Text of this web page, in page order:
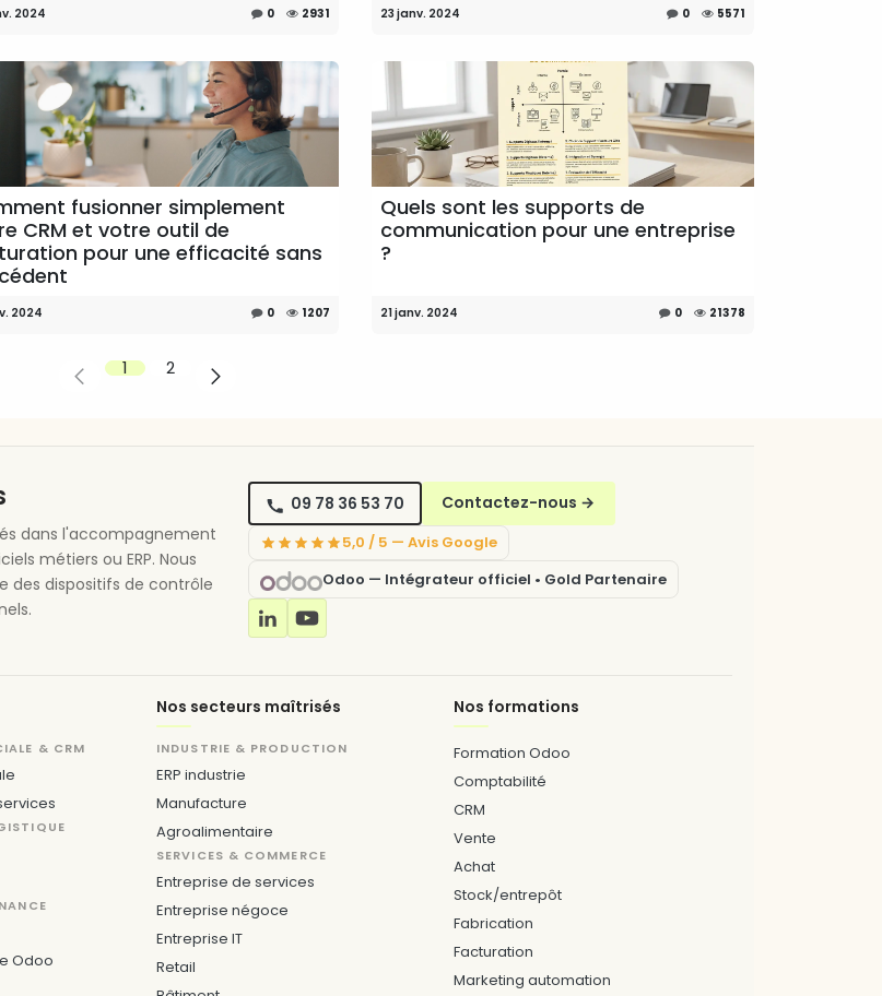
2024 0 2931 23 janv. 2024 0 5571
fusionner simplement
CRM et votre outil de
pour une efficacité sans
2024 0 1207
Quels sont les supports de
communication pour une entreprise
?
21 janv. 2024 0 21378
1 2
dans l'accompagnement
métiers ou ERP. Nous
des dispositifs de contrôle
09 78 36 53 70 Contactez-nous →
5,0 / 5 — Avis Google
Odoo — Intégrateur officiel • Gold Partenaire
& CRM
Odoo
Nos secteurs maîtrisés
INDUSTRIE & PRODUCTION
ERP industrie
Manufacture
Agroalimentaire
SERVICES & COMMERCE
Entreprise de services
Entreprise négoce
Entreprise IT
Retail
Nos formations
Formation Odoo
Comptabilité
CRM
Vente
Achat
Stock/entrepôt
Fabrication
Facturation
Marketing automation